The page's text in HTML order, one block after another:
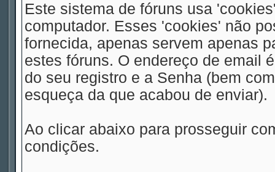
Este sistema de fóruns usa
computador. Esses 'cookies' não
fornecida, apenas servem apenas
estes fóruns. O endereço de email
do seu registro e a Senha (bem
esqueça da que acabou de enviar).
Ao clicar abaixo para prosseguir
condições.